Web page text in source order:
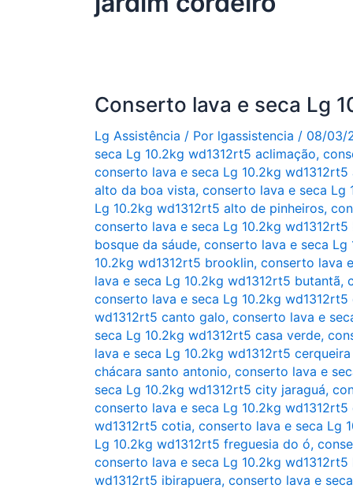
Conserto lava e seca Lg
Lg Assistência / Por lgassistencia / 08/03/
seca Lg 10.2kg wd1312rt5 aclimação,
conserto lava e seca Lg 10.2kg wd1312rt5
alto da boa vista, conserto lava e seca Lg
Lg 10.2kg wd1312rt5 alto de pinheiros,
conserto lava e seca Lg 10.2kg wd1312rt5
bosque da sáude, conserto lava e seca Lg
10.2kg wd1312rt5 brooklin, conserto lava
lava e seca Lg 10.2kg wd1312rt5 butantã,
conserto lava e seca Lg 10.2kg wd1312rt5
wd1312rt5 canto galo, conserto lava e
seca Lg 10.2kg wd1312rt5 casa verde,
lava e seca Lg 10.2kg wd1312rt5
chácara santo antonio, conserto lava e
seca Lg 10.2kg wd1312rt5 city jaraguá,
conserto lava e seca Lg 10.2kg wd1312rt5
wd1312rt5 cotia, conserto lava e seca Lg
Lg 10.2kg wd1312rt5 freguesia do ó,
conserto lava e seca Lg 10.2kg wd1312rt5
wd1312rt5 ibirapuera, conserto lava e